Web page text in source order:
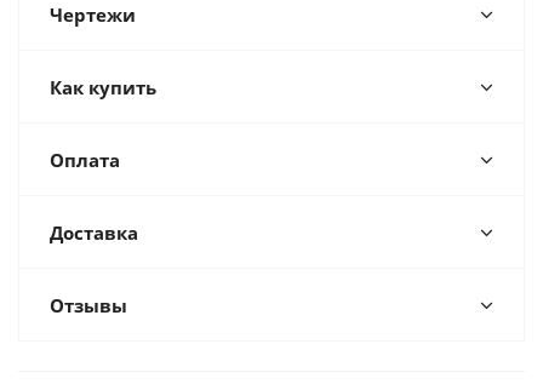
Чертежи
Как купить
Оплата
Доставка
Отзывы